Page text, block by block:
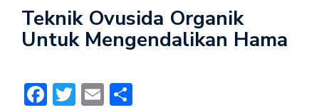
Teknik Ovusida Organik
Untuk Mengendalikan Hama
Facebook
Twitter
Email